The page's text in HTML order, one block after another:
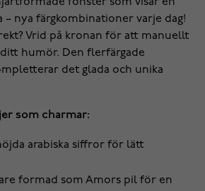
fönster som visar en
– nya färgkombinationer varje dag!
Vrid på kronan för att manuellt
humör. Den flerfärgade
det glada och unika
som charmar:
arabiska siffror för lätt
formad som Amors pil för en